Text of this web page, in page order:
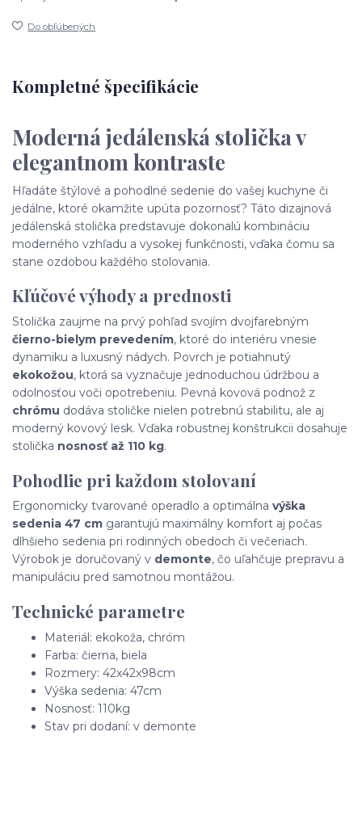
Do obľúbených
Kompletné špecifikácie
Moderná jedálenská stolička v
elegantnom kontraste
Hľadáte štýlové a pohodlné sedenie do vašej kuchyne či
jedálne, ktoré okamžite upúta pozornosť? Táto dizajnová
jedálenská stolička predstavuje dokonalú kombináciu
moderného vzhľadu a vysokej funkčnosti, vďaka čomu sa
stane ozdobou každého stolovania.
Kľúčové výhody a prednosti
Stolička zaujme na prvý pohľad svojím dvojfarebným
čierno-bielym prevedením, ktoré do interiéru vnesie
dynamiku a luxusný nádych. Povrch je potiahnutý
ekokožou, ktorá sa vyznačuje jednoduchou údržbou a
odolnosťou voči opotrebeniu. Pevná kovová podnož z
chrómu dodáva stoličke nielen potrebnú stabilitu, ale aj
moderný kovový lesk. Vďaka robustnej konštrukcii dosahuje
stolička nosnosť až 110 kg.
Pohodlie pri každom stolovaní
Ergonomicky tvarované operadlo a optimálna výška
sedenia 47 cm garantujú maximálny komfort aj počas
dlhšieho sedenia pri rodinných obedoch či večeriach.
Výrobok je doručovaný v demonte, čo uľahčuje prepravu a
manipuláciu pred samotnou montážou.
Technické parametre
Materiál: ekokoža, chróm
Farba: čierna, biela
Rozmery: 42x42x98cm
Výška sedenia: 47cm
Nosnosť: 110kg
Stav pri dodaní: v demonte